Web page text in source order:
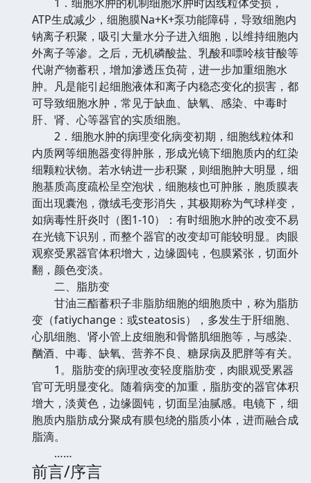
ATP生成减少，细胞膜Na+K+泵功能障碍，导致细胞内
钠离子积聚，吸引大量水分子进入细胞，以维持细胞内
外离子等渗。之后，无机磷酸盐、乳酸和嘌呤核苷酸等
代谢产物蓄积，增加滲透压负荷，进一步加重细胞水
肿。凡是能引起细胞液体和离子内稳态变化的损害，都
可导致细胞水肿，常见于缺血、缺氧、感染、中毒时
肝、肾、心等器官的实质细胞。
2．细胞水肿的病理变化病变初期，细胞线粒体和
内质网等细胞器变得肿胀，形成光镜下细胞质内的红染
细颗粒状物。若水钠进一步积聚，则细胞肿大明显，细
胞基质高度疏松呈空泡状，细胞核也可肿胀，胞质膜表
面出现囊泡，微绒毛变形消失，其极期称为气球样变，
如病毒性肝炎吋（图1-10）：有时细胞水肿的改变不易
在光镜下识别，而整个器官的改变却可能较明显。肉眼
观察受累器官体积增大，边缘圆钝，包膜紧张，切面外
翻，颜色变淡。
二、脂肪变
甘油三酯蓄积子非脂肪细胞的细胞质中，称为脂肪
变（fatiychange：或steatosis），多发生于肝细胞、
心肌细胞、肾小管上皮细胞和骨骼肌细胞等，与感染、
酗酒、中毒、缺氧、营养不良、糖尿病及肥胖等有关。
1。脂肪变的病理改变轻度脂肪变，肉眼观受累器
官可无明显变化。随着病变的加重，脂肪变的器官体积
增大，淡黄色，边缘圆钝，切面呈油腻感。电镜下，细
胞质内脂肪成分聚成有膜包绕的脂质小体，进而融合成
脂滴。
……
前言/序言